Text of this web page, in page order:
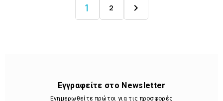
1 2 
Εγγραφείτε στο Newsletter
Ενημερωθείτε πρώτοι για τις προσφορές